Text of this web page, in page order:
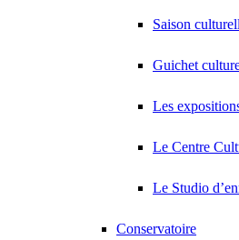
Saison
Guichet
Les
Le Centre
Le Studio
Conservatoire